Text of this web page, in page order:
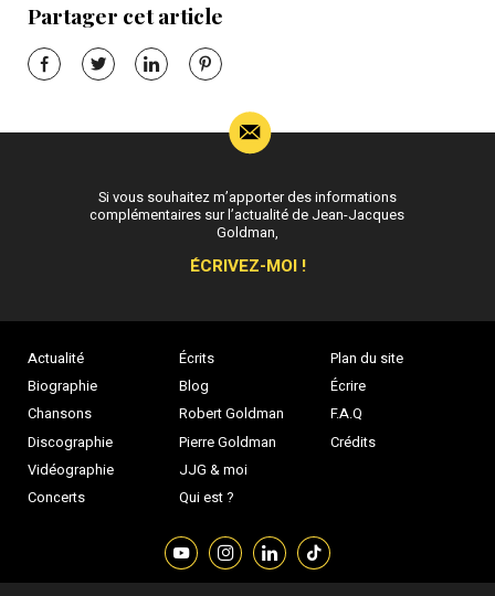
Partager cet article
Actualité
Biographie
Chansons
Discographie
Vidéographie
Concerts
Écrits
Blog
Robert Goldman
Pierre Goldman
JJG & moi
Qui est ?
Plan du site
Écrire
F.A.Q
Crédits
Si vous souhaitez m’apporter des informations
complémentaires sur l’actualité de Jean-Jacques
Goldman,
ÉCRIVEZ-MOI !